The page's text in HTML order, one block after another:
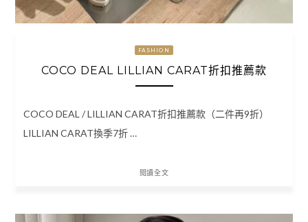
FASHION
COCO DEAL LILLIAN CARAT折扣推薦款
COCO DEAL / LILLIAN CARAT折扣推薦款（二件再9折）
LILLIAN CARAT換季7折 …
閱讀全文